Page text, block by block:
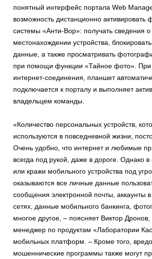
понятный интерфейс портала Web
возможность дистанционно активировать
системы «Анти-Вор»: получать сведения о
местонахождении устройства,
данные, а также просматривать
при помощи функции «Тайное фото». При
интернет-соединения, планшет
подключается к порталу и выполняет
владельцем команды.
«Количество персональных устройств,
используются в повседневной жизни,
Очень удобно, что интернет и любимые
всегда под рукой, даже в дороге. Однако в
или кражи мобильного устройства под
оказываются все личные данные
сообщения электронной почты, аккаунты
сетях, данные мобильного банкинга,
многое другое, – поясняет Виктор
менеджер по продуктам «Лаборатории
мобильных платформ. – Кроме того,
мошеннические программы также могут